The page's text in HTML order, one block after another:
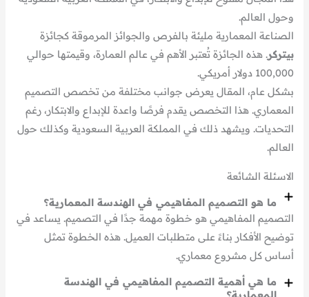
وحول العالم.
الصناعة المعمارية مليئة بالفرص والجوائز المرموقة كجائزة
بيتركر. هذه الجائزة تُعتبر الأهم في عالم العمارة، وقيمتها حوالي
100,000 دولار أمريكي.
بشكل عام، المقال يعرض جوانب مختلفة من تخصص التصميم
المعماري. هذا التخصص يقدم فرصًا واعدة للإبداع والابتكار، رغم
التحديات. ويشهد ذلك في المملكة العربية السعودية وكذلك حول
العالم.
الاسئلة الشائعة
ما هو التصميم المفاهيمي في الهندسة المعمارية؟
التصميم المفاهيمي هو خطوة مهمة جدًا في التصميم. يساعد في
توضيح الأفكار بناءً على متطلبات العميل. هذه الخطوة تمثل
أساس كل مشروع معماري.
ما هي أهمية التصميم المفاهيمي في الهندسة